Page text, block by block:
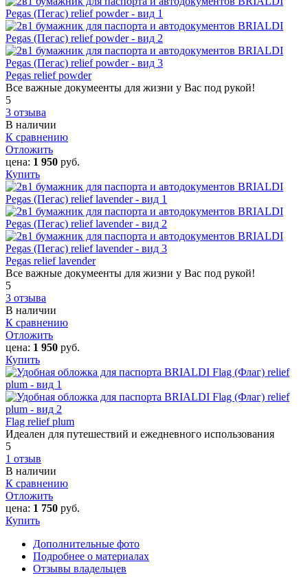
Pegas relief powder
Все важные докумеенты для жизни у Вас под рукой!
5
3 отзыва
В наличии
К сравнению
Отложить
цена: 1 950 руб.
Купить
Pegas relief lavender
Все важные докумеенты для жизни у Вас под рукой!
5
3 отзыва
В наличии
К сравнению
Отложить
цена: 1 950 руб.
Купить
Flag relief plum
Идеален для путешествий и ежедневного использования
5
1 отзыв
В наличии
К сравнению
Отложить
цена: 1 750 руб.
Купить
Дополнительные фото
Подробнее о материалах
Отзывы владельцев